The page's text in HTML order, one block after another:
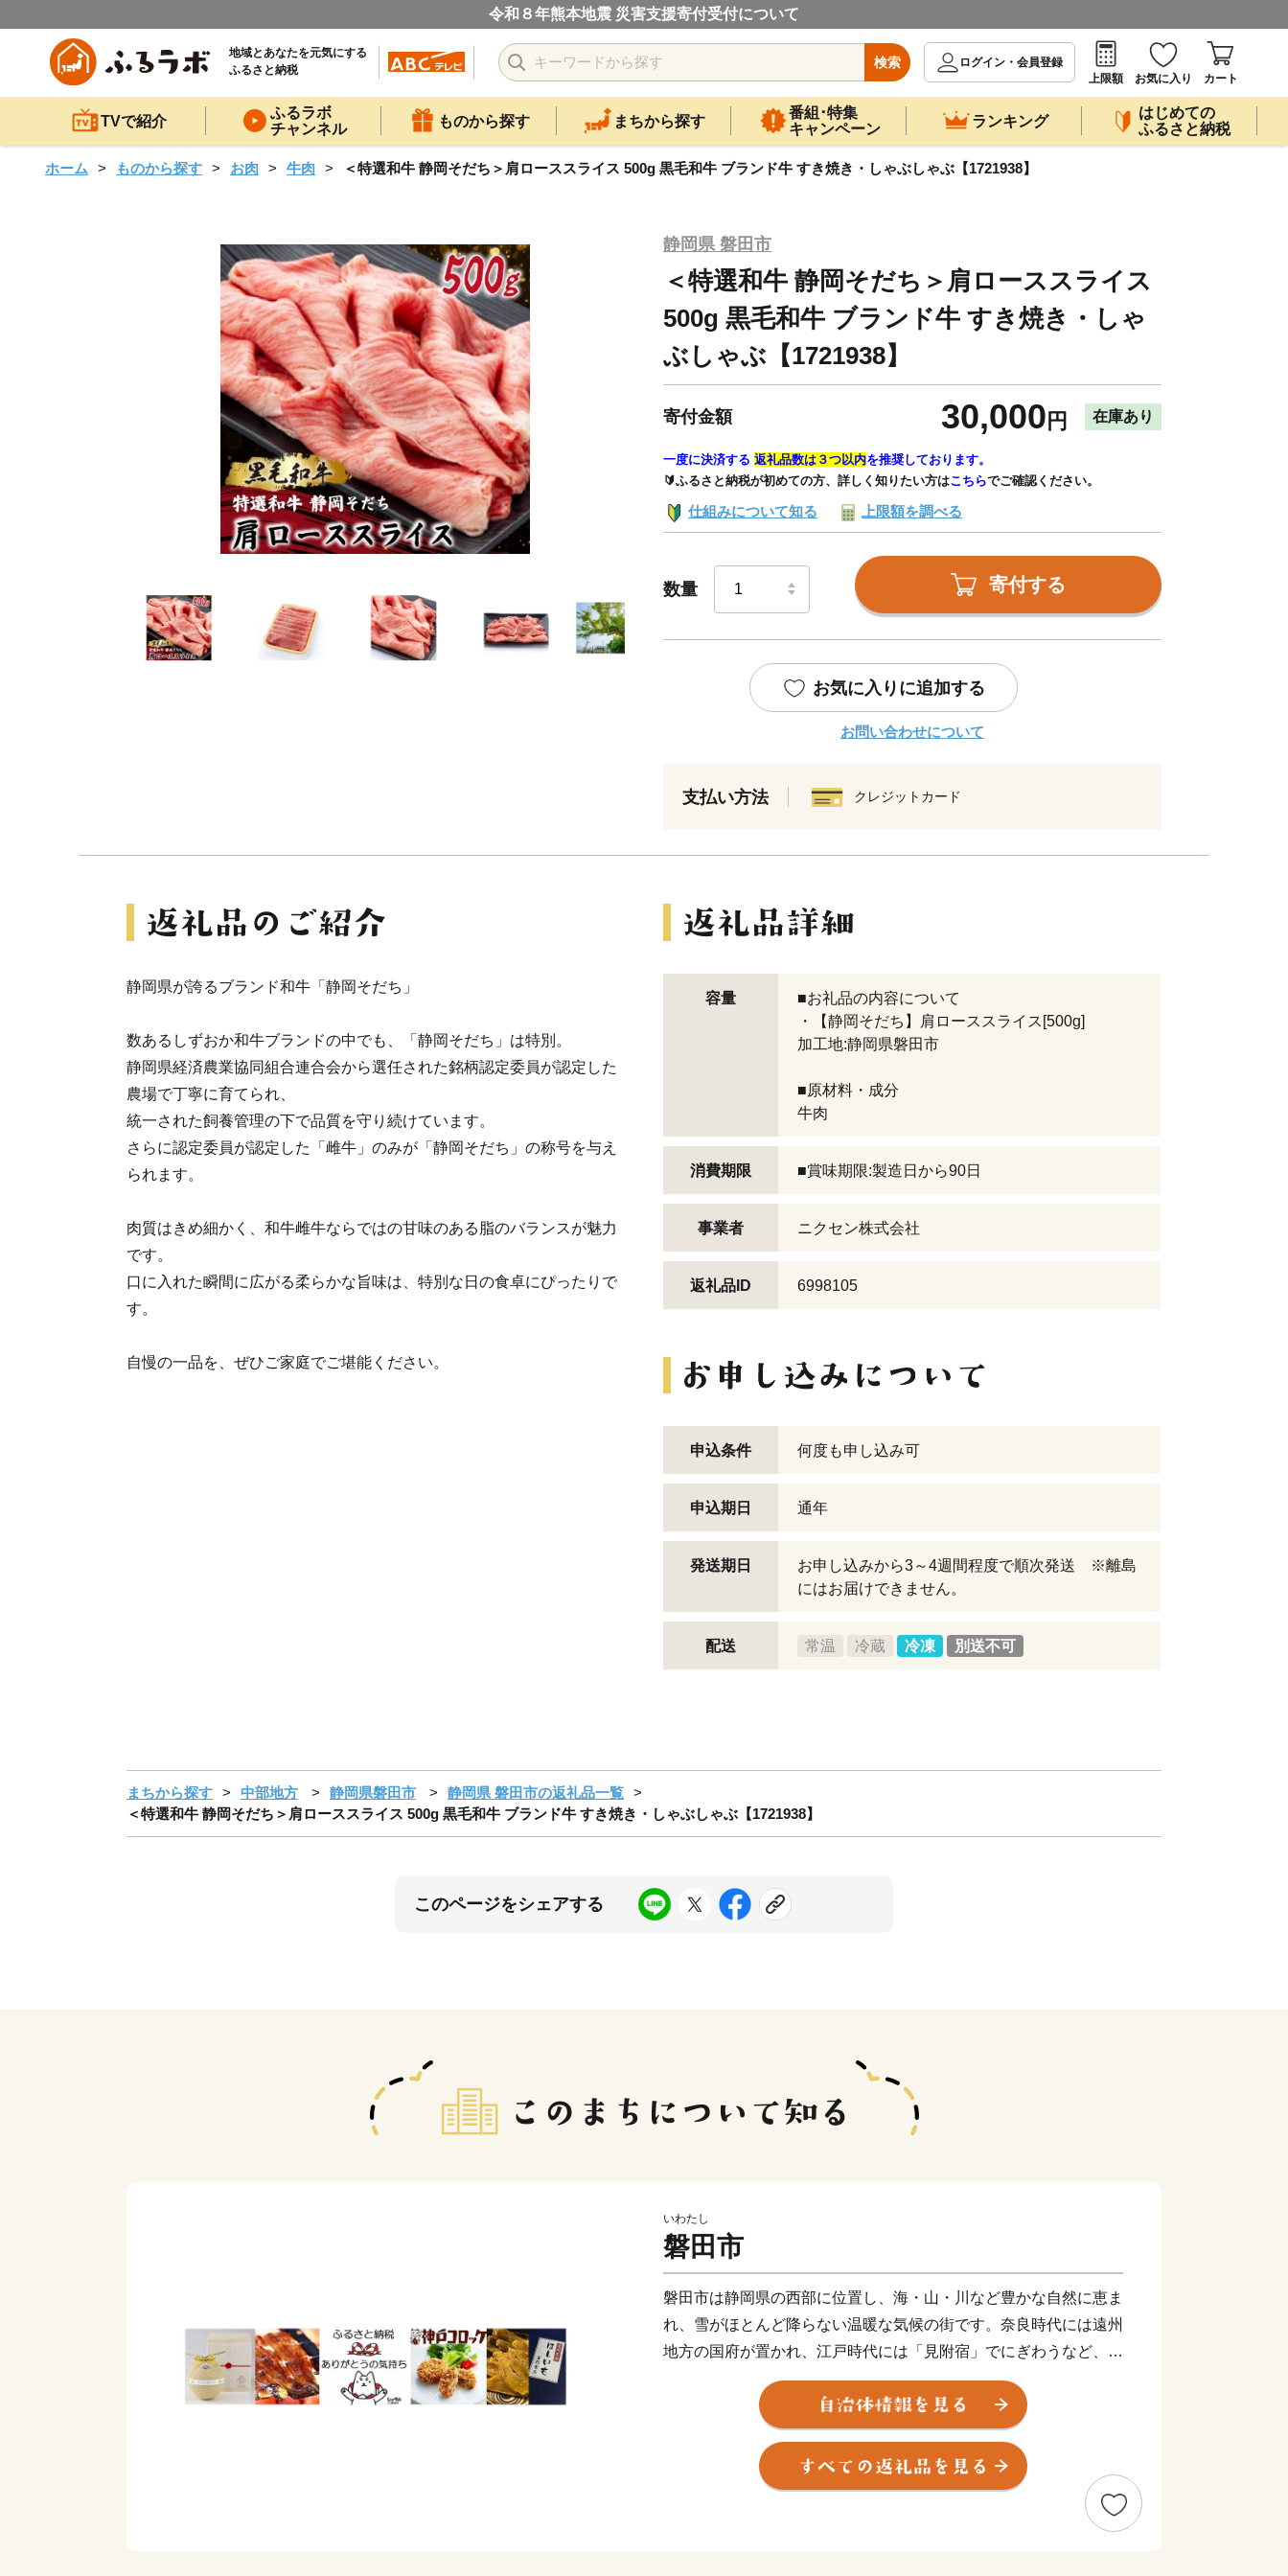
令和８年熊本地震 災害支援寄付受付について
地域とあなたを元気にする
ふるさと納税
検索
ログイン・会員登録
上限額
お気に入り カート
TVで紹介
ふるラボ
チャンネル
ものから探す まちから探す
番組･特集
キャンペーン
ランキング
はじめての
ふるさと納税
ホーム ものから探す お肉 牛肉 ＜特選和牛 静岡そだち＞肩ローススライス 500g 黒毛和牛 ブランド牛 すき焼き・しゃぶしゃぶ【1721938】
静岡県 磐田市
＜特選和牛 静岡そだち＞肩ローススライス
500g 黒毛和牛 ブランド牛 すき焼き・しゃ
ぶしゃぶ【1721938】
寄付金額 30,000 円 在庫あり
一度に決済する 返礼品数は３つ以内を推奨しております。
🔰ふるさと納税が初めての方、詳しく知りたい方はこちらでご確認ください。
仕組みについて知る 上限額を調べる
数量 寄付する
お気に入りに追加する
お問い合わせについて
支払い方法 クレジットカード
静岡県が誇るブランド和牛「静岡そだち」
数あるしずおか和牛ブランドの中でも、「静岡そだち」は特別。
静岡県経済農業協同組合連合会から選任された銘柄認定委員が認定した
農場で丁寧に育てられ、
統一された飼養管理の下で品質を守り続けています。
さらに認定委員が認定した「雌牛」のみが「静岡そだち」の称号を与え
られます。
肉質はきめ細かく、和牛雌牛ならではの甘味のある脂のバランスが魅力
です。
口に入れた瞬間に広がる柔らかな旨味は、特別な日の食卓にぴったりで
す。
自慢の一品を、ぜひご家庭でご堪能ください。
容量
■お礼品の内容について
・【静岡そだち】肩ローススライス[500g]
加工地:静岡県磐田市
■原材料・成分
牛肉
消費期限 ■賞味期限:製造日から90日
事業者 ニクセン株式会社
返礼品ID 6998105
申込条件 何度も申し込み可
申込期日 通年
発送期日
お申し込みから3～4週間程度で順次発送 ※離島
にはお届けできません。
配送 常温 冷蔵 冷凍 別送不可
まちから探す 中部地方 静岡県磐田市
静岡県 磐田市の返礼品一覧
＜特選和牛 静岡そだち＞肩ローススライス 500g 黒毛和牛 ブランド牛 すき焼き・しゃぶしゃぶ【1721938】
このページをシェアする
いわたし
磐田市
磐田市は静岡県の西部に位置し、海・山・川など豊かな自然に恵ま
れ、雪がほとんど降らない温暖な気候の街です。奈良時代には遠州
地方の国府が置かれ、江戸時代には「見附宿」でにぎわうなど、古
くから歴史や文化が積み重ねられてきました。また、Jリーグ「ジ
ュビロ磐田」、及び「静岡ブルーレヴズ（ラグビー）」の本拠地で
あり、スポーツのまちとして全国的に知られています。